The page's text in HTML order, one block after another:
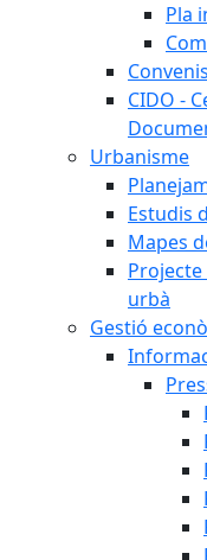
Pla
CIDO -
Urbanisme
Estudis
Mapes
urbà
Gestió